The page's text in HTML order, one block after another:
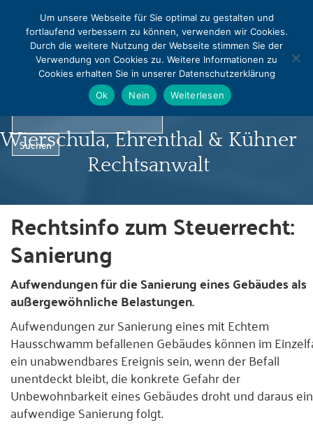
0331 - 240542 0331 - 240544
info@rapralat-potsdam.de
Norbert Pralat
Wierschula, Ehrenthal & Kühner
Rechtsanwalt
Startseite
Profil
Infocenter
Presse
Kontakt
Rechtsinfo zum Steuerrecht:
Sanierung
Aufwendungen für die Sanierung eines Gebäudes als
außergewöhnliche Belastungen.
Aufwendungen zur Sanierung eines mit Echtem
Hausschwamm befallenen Gebäudes können im
ein unabwendbares Ereignis sein, wenn der Befall
unentdeckt bleibt, die konkrete Gefahr der
Unbewohnbarkeit eines Gebäudes droht und daraus
aufwendige Sanierung folgt.
MENU
Um unsere Webseite für Sie optimal zu gestalten und
fortlaufend verbessern zu können, verwenden wir Cookies.
Durch die weitere Nutzung der Webseite stimmen Sie der
Verwendung von Cookies zu. Weitere Informationen zu
Cookies erhalten Sie in unserer Datenschutzerklärung
Ok
Nein Weiterlesen